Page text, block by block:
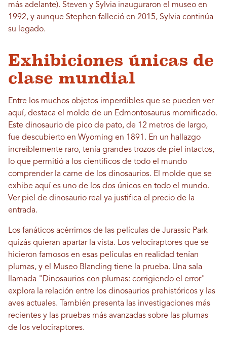
más adelante). Steven y Sylvia inauguraron el museo en
1992, y aunque Stephen falleció en 2015, Sylvia continúa
su legado.
Exhibiciones únicas de
clase mundial
Entre los muchos objetos imperdibles que se pueden ver
aquí, destaca el molde de un Edmontosaurus momificado.
Este dinosaurio de pico de pato, de 12 metros de largo,
fue descubierto en Wyoming en 1891. En un hallazgo
increíblemente raro, tenía grandes trozos de piel intactos,
lo que permitió a los científicos de todo el mundo
comprender la carne de los dinosaurios. El molde que se
exhibe aquí es uno de los dos únicos en todo el mundo.
Ver piel de dinosaurio real ya justifica el precio de la
entrada.
Los fanáticos acérrimos de las películas de Jurassic Park
quizás quieran apartar la vista. Los velociraptores que se
hicieron famosos en esas películas en realidad tenían
plumas, y el Museo Blanding tiene la prueba. Una sala
llamada "Dinosaurios con plumas: corrigiendo el error"
explora la relación entre los dinosaurios prehistóricos y las
aves actuales. También presenta las investigaciones más
recientes y las pruebas más avanzadas sobre las plumas
de los velociraptores.